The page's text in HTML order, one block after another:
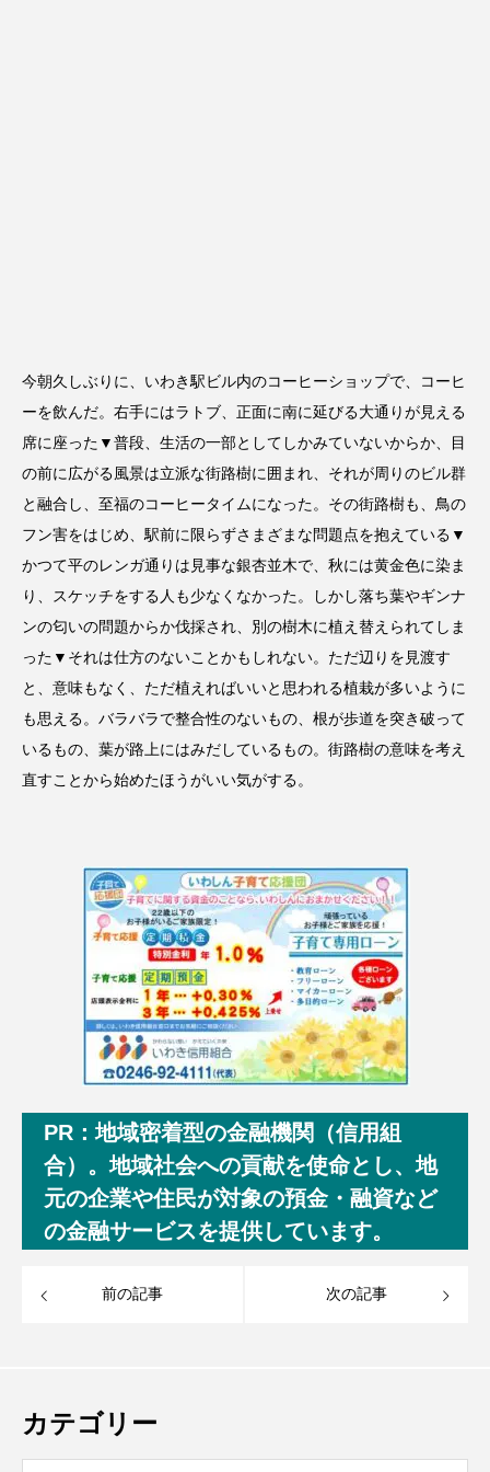
今朝久しぶりに、いわき駅ビル内のコーヒーショップで、コーヒ
ーを飲んだ。右手にはラトブ、正面に南に延びる大通りが見える
席に座った▼普段、生活の一部としてしかみていないからか、目
の前に広がる風景は立派な街路樹に囲まれ、それが周りのビル群
と融合し、至福のコーヒータイムになった。その街路樹も、鳥の
フン害をはじめ、駅前に限らずさまざまな問題点を抱えている▼
かつて平のレンガ通りは見事な銀杏並木で、秋には黄金色に染ま
り、スケッチをする人も少なくなかった。しかし落ち葉やギンナ
ンの匂いの問題からか伐採され、別の樹木に植え替えられてしま
った▼それは仕方のないことかもしれない。ただ辺りを見渡す
と、意味もなく、ただ植えればいいと思われる植栽が多いように
も思える。バラバラで整合性のないもの、根が歩道を突き破って
いるもの、葉が路上にはみだしているもの。街路樹の意味を考え
直すことから始めたほうがいい気がする。
PR：地域密着型の金融機関（信用組
合）。地域社会への貢献を使命とし、地
元の企業や住民が対象の預金・融資など
の金融サービスを提供しています。
前の記事 次の記事
カテゴリー